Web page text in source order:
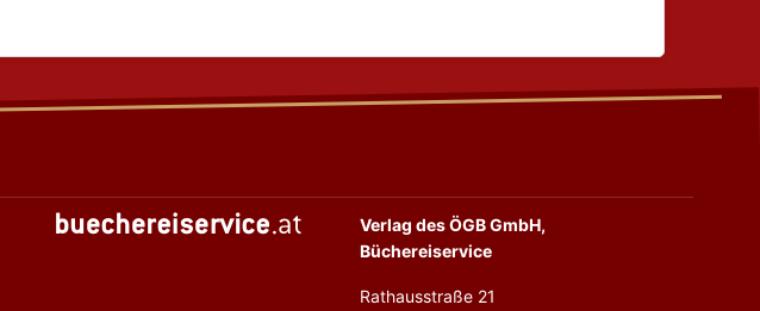
Verlag des ÖGB GmbH,
Büchereiservice
Rathausstraße 21